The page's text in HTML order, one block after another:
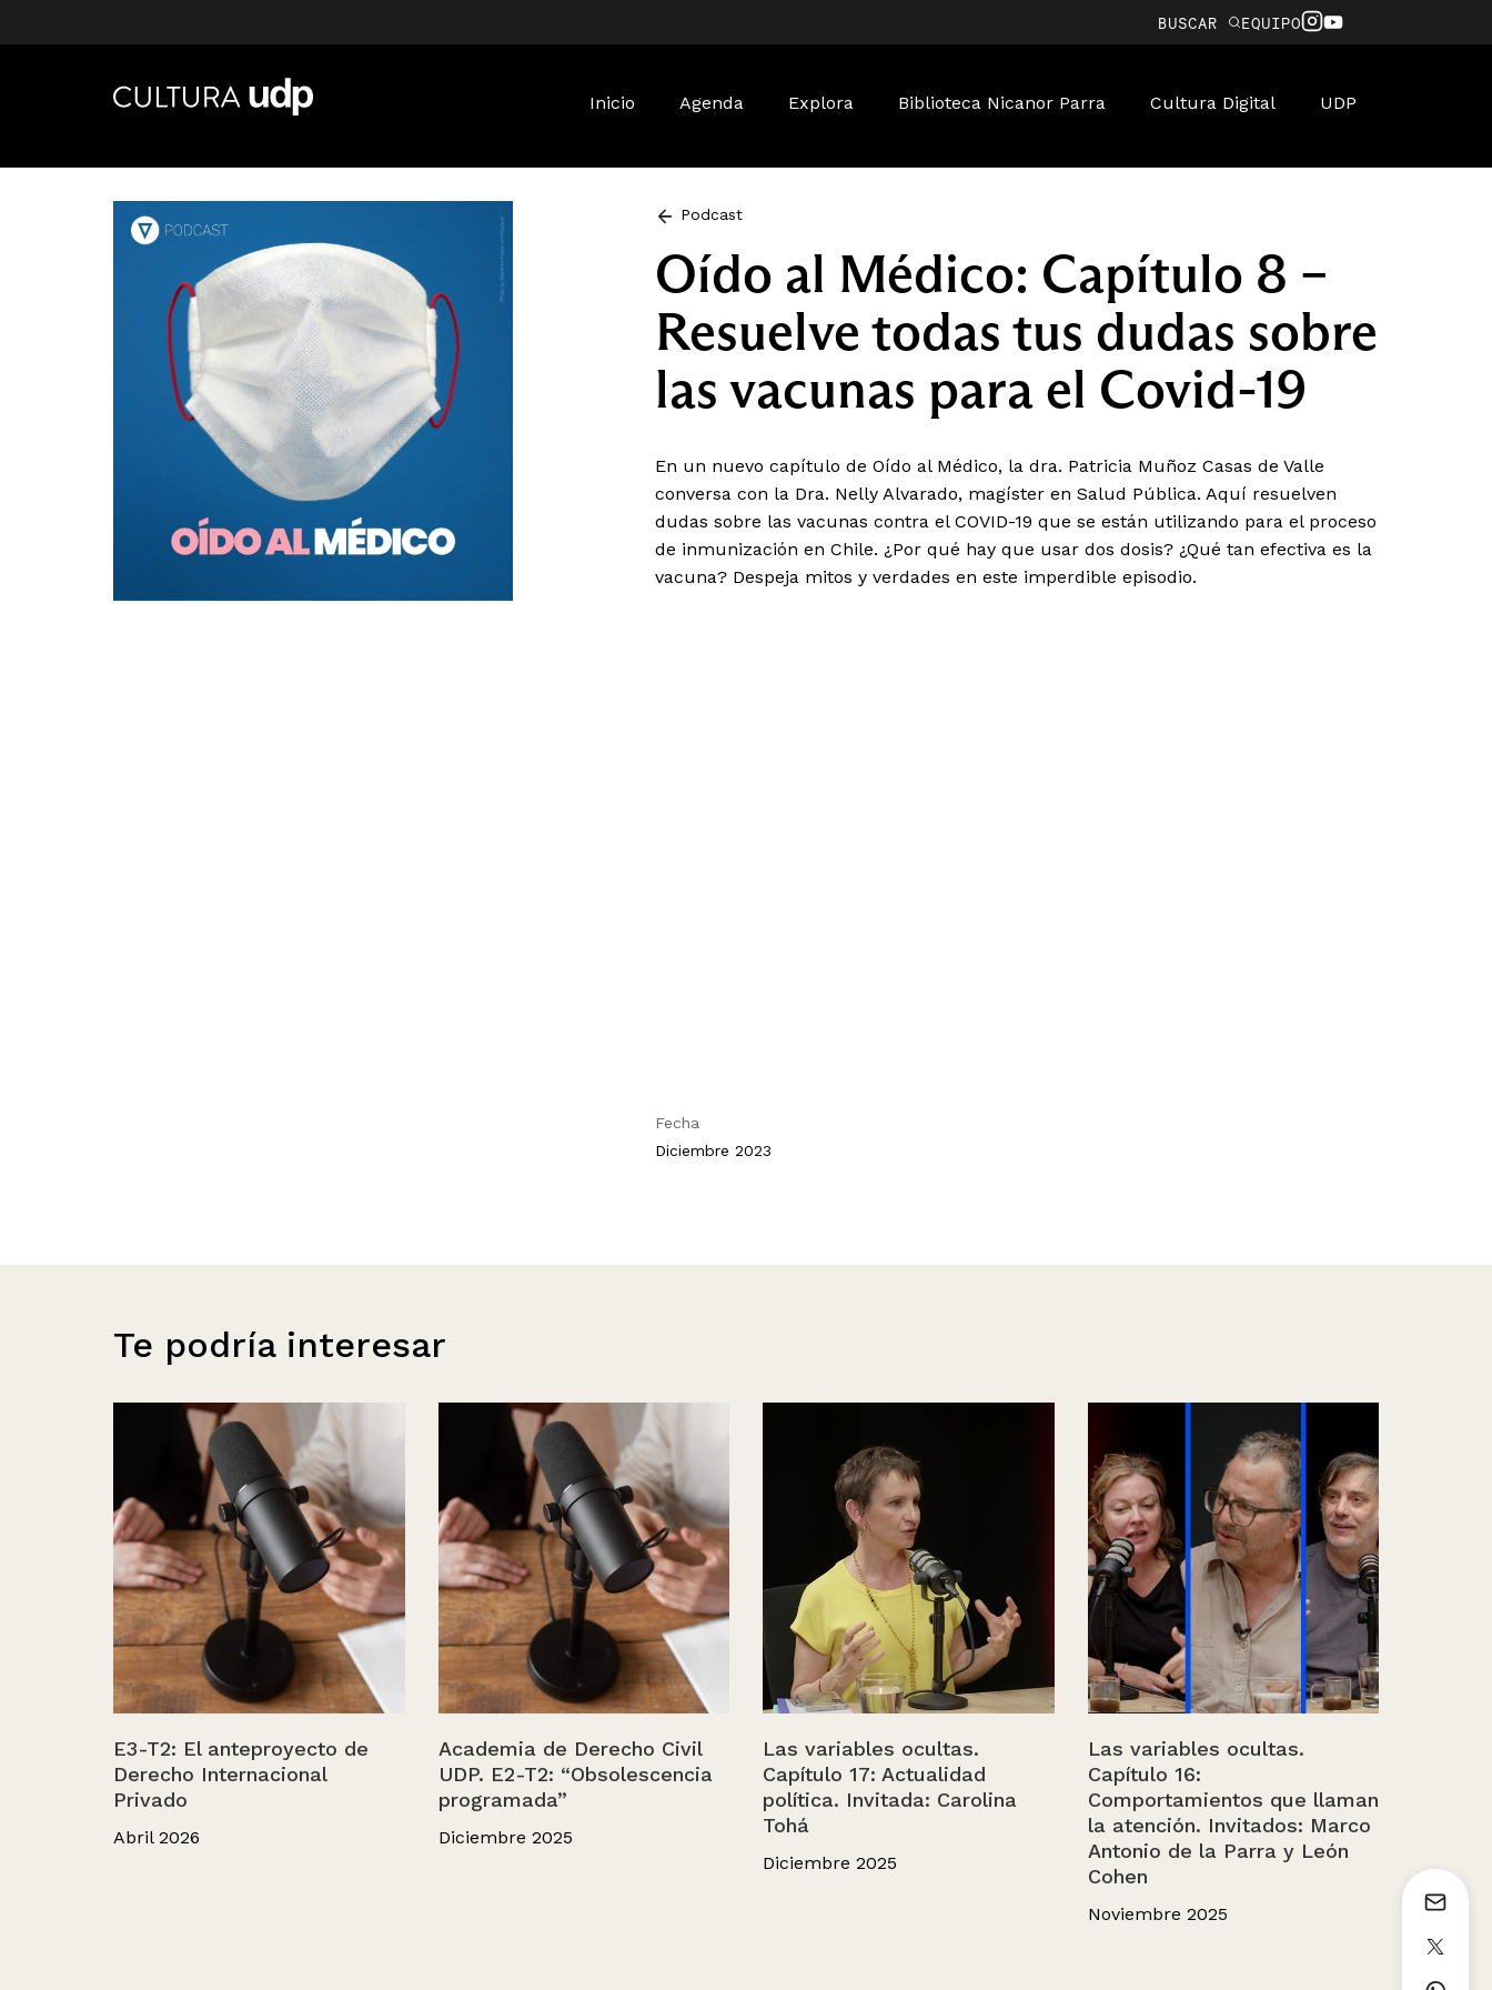
BUSCAR EQUIPO
Inicio Agenda Explora Biblioteca Nicanor Parra Cultura Digital UDP
Podcast
Oído al Médico: Capítulo 8 –
Resuelve todas tus dudas sobre
las vacunas para el Covid-19
En un nuevo capítulo de Oído al Médico, la dra. Patricia Muñoz Casas de Valle
conversa con la Dra. Nelly Alvarado, magíster en Salud Pública. Aquí resuelven
dudas sobre las vacunas contra el COVID-19 que se están utilizando para el proceso
de inmunización en Chile. ¿Por qué hay que usar dos dosis? ¿Qué tan efectiva es la
vacuna? Despeja mitos y verdades en este imperdible episodio.
Fecha
Diciembre 2023
Te podría interesar
E3-T2: El anteproyecto de
Derecho Internacional
Privado
Abril 2026
Academia de Derecho Civil
UDP. E2-T2: “Obsolescencia
programada”
Diciembre 2025
Las variables ocultas.
Capítulo 17: Actualidad
política. Invitada: Carolina
Tohá
Diciembre 2025
Las variables ocultas.
Capítulo 16:
Comportamientos que llaman
la atención. Invitados: Marco
Antonio de la Parra y León
Cohen
Noviembre 2025